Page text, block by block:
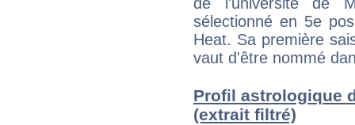
de l'université de
sélectionné en 5e
Heat. Sa première
vaut d'être nommé
Profil astrologique
(extrait filtré)